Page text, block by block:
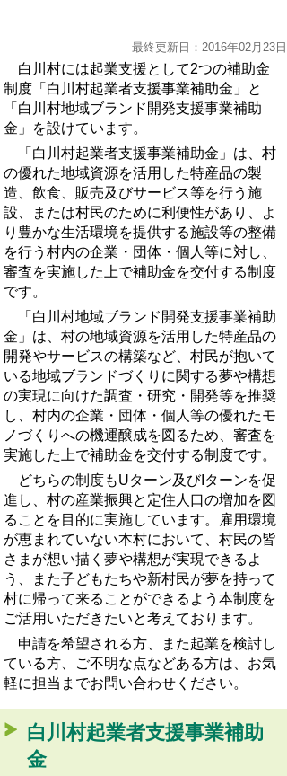
最終更新日：2016年02月23日
白川村には起業支援として2つの補助金
制度「白川村起業者支援事業補助金」と
「白川村地域ブランド開発支援事業補助
金」を設けています。
「白川村起業者支援事業補助金」は、村
の優れた地域資源を活用した特産品の製
造、飲食、販売及びサービス等を行う施
設、または村民のために利便性があり、よ
り豊かな生活環境を提供する施設等の整備
を行う村内の企業・団体・個人等に対し、
審査を実施した上で補助金を交付する制度
です。
「白川村地域ブランド開発支援事業補助
金」は、村の地域資源を活用した特産品の
開発やサービスの構築など、村民が抱いて
いる地域ブランドづくりに関する夢や構想
の実現に向けた調査・研究・開発等を推奨
し、村内の企業・団体・個人等の優れたモ
ノづくりへの機運醸成を図るため、審査を
実施した上で補助金を交付する制度です。
どちらの制度もUターン及びIターンを促
進し、村の産業振興と定住人口の増加を図
ることを目的に実施しています。雇用環境
が恵まれていない本村において、村民の皆
さまが想い描く夢や構想が実現できるよ
う、また子どもたちや新村民が夢を持って
村に帰って来ることができるよう本制度を
ご活用いただきたいと考えております。
申請を希望される方、また起業を検討し
ている方、ご不明な点などある方は、お気
軽に担当までお問い合わせください。
白川村起業者支援事業補助
金